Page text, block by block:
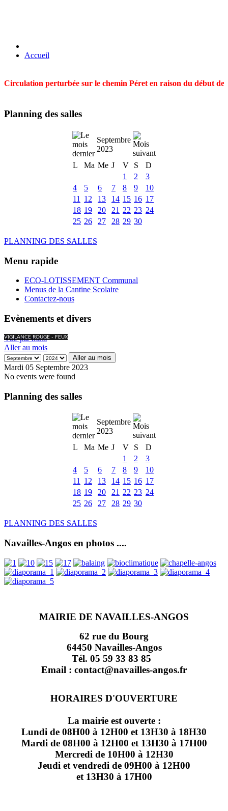
Accueil
Circulation perturbée sur le chemin Péret en raison du début
Planning des salles
Septembre
2023
L
Ma Me J V S
D
1
2
3
4
5 6 7 8 9
10
11
12 13 14 15 16 17
18 19 20 21 22 23 24
25 26 27 28 29 30
PLANNING DES SALLES
Menu rapide
ECO-LOTISSEMENT Communal
Menus de la Cantine Scolaire
Contactez-nous
Evènements et divers
VIGILANCE ROUGE - FEUX
Vue par mois
Aller au mois
Aller au mois
Mardi 05 Septembre 2023
No events were found
Planning des salles
Septembre
2023
L
Ma Me J V S
D
1
2
3
4
5 6 7 8 9
10
11
12 13 14 15 16 17
18 19 20 21 22 23 24
25 26 27 28 29 30
PLANNING DES SALLES
Navailles-Angos en photos ....
MAIRIE DE NAVAILLES-ANGOS
62 rue du Bourg
64450 Navailles-Angos
Tél. 05 59 33 83 85
Email : contact@navailles-angos.fr
HORAIRES D'OUVERTURE
La mairie est ouverte :
Lundi de 08H00 à 12H00 et 13H30 à 18H30
Mardi de 08H00 à 12H00 et 13H30 à 17H00
Mercredi de 10H00 à 12H30
Jeudi et vendredi de 09H00 à 12H00
et 13H30 à 17H00